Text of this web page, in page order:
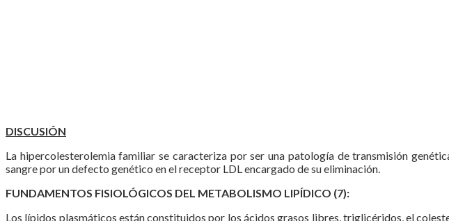
DISCUSIÓN
La hipercolesterolemia familiar se caracteriza por ser una patología de transmisión
sangre por un defecto genético en el receptor LDL encargado de su eliminación.
FUNDAMENTOS FISIOLÓGICOS DEL METABOLISMO LIPÍDICO (7):
Los lípidos plasmáticos están constituidos por los ácidos grasos libres, triglicéridos, el